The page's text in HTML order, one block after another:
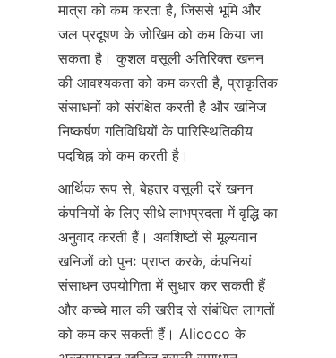
मात्रा को कम करता है, जिससे भूमि और
जल प्रदूषण के जोखिम को कम किया जा
सकता है। कुशल वसूली अतिरिक्त खनन
की आवश्यकता को कम करती है, प्राकृतिक
संसाधनों को संरक्षित करती है और खनिज
निष्कर्षण गतिविधियों के पारिस्थितिकीय
आर्थिक रूप से, बेहतर वसूली दरें खनन
कंपनियों के लिए सीधे लाभप्रदता में वृद्धि का
अनुवाद करती हैं। अवशिष्टों से मूल्यवान
खनिजों को पुनः प्राप्त करके, कंपनियां
संसाधन उपयोगिता में सुधार कर सकती हैं
और कच्चे माल की खरीद से संबंधित लागतों
को कम कर सकती हैं। Alicoco के